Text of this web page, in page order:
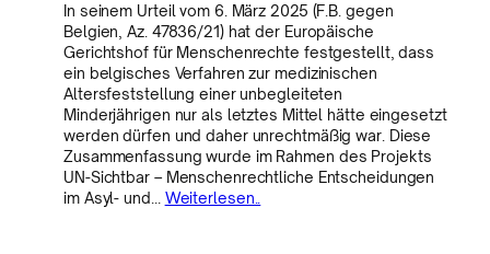
In seinem Urteil vom 6. März 2025 (F.B. gegen
Belgien, Az. 47836/21) hat der Europäische
Gerichtshof für Menschenrechte festgestellt, dass
ein belgisches Verfahren zur medizinischen
Altersfeststellung einer unbegleiteten
Minderjährigen nur als letztes Mittel hätte eingesetzt
werden dürfen und daher unrechtmäßig war. Diese
Zusammenfassung wurde im Rahmen des Projekts
UN-Sichtbar – Menschenrechtliche Entscheidungen
im Asyl- und… Weiterlesen..